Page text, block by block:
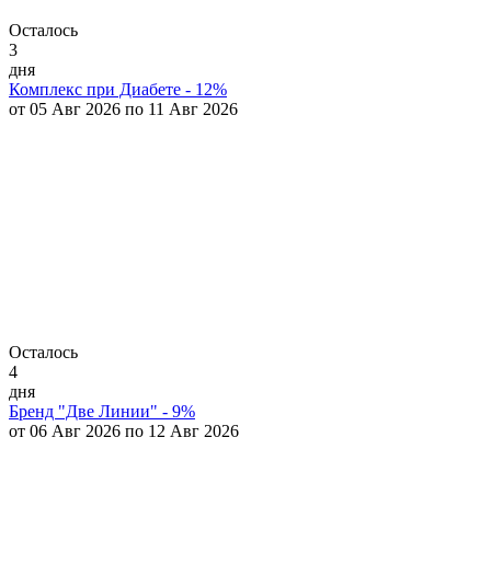
Осталось
3
дня
Комплекс при Диабете - 12%
от 05 Авг 2026 по 11 Авг 2026
Осталось
4
дня
Бренд "Две Линии" - 9%
от 06 Авг 2026 по 12 Авг 2026